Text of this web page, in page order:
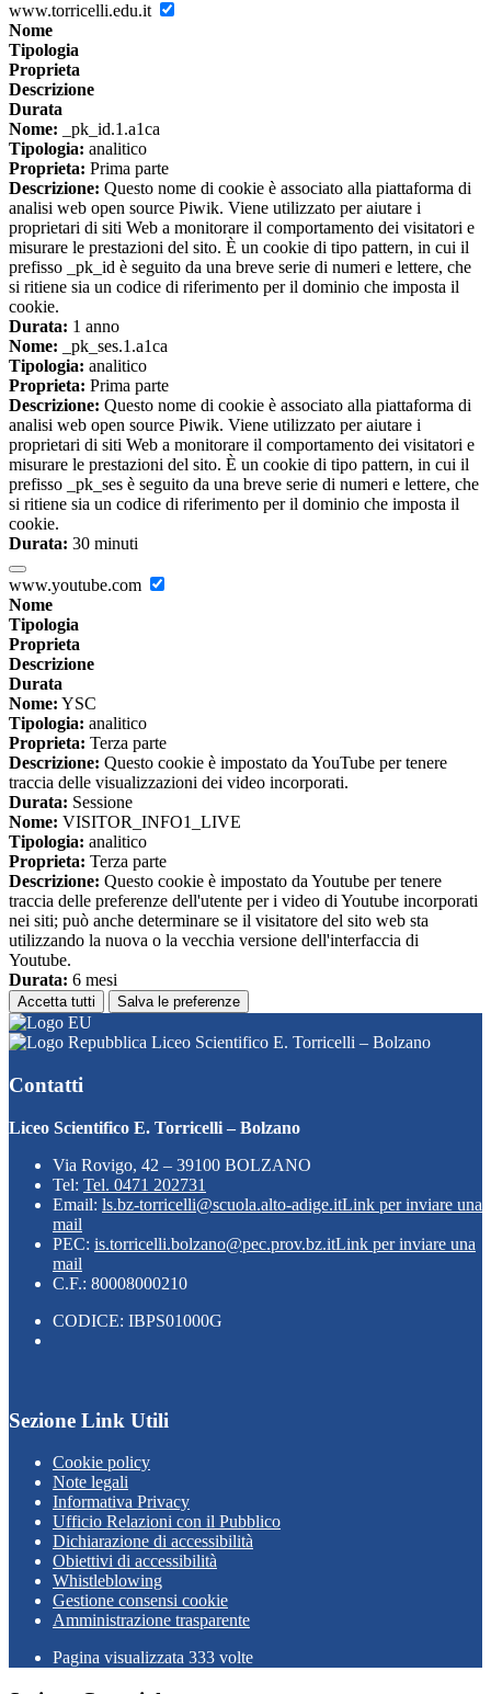
www.torricelli.edu.it
Nome
Tipologia
Proprieta
Descrizione
Durata
Nome: _pk_id.1.a1ca
Tipologia: analitico
Proprieta: Prima parte
Descrizione: Questo nome di cookie è associato alla piattaforma di
analisi web open source Piwik. Viene utilizzato per aiutare i
proprietari di siti Web a monitorare il comportamento dei visitatori e
misurare le prestazioni del sito. È un cookie di tipo pattern, in cui il
prefisso _pk_id è seguito da una breve serie di numeri e lettere, che
si ritiene sia un codice di riferimento per il dominio che imposta il
cookie.
Durata: 1 anno
Nome: _pk_ses.1.a1ca
Tipologia: analitico
Proprieta: Prima parte
Descrizione: Questo nome di cookie è associato alla piattaforma di
analisi web open source Piwik. Viene utilizzato per aiutare i
proprietari di siti Web a monitorare il comportamento dei visitatori e
misurare le prestazioni del sito. È un cookie di tipo pattern, in cui il
prefisso _pk_ses è seguito da una breve serie di numeri e lettere, che
si ritiene sia un codice di riferimento per il dominio che imposta il
cookie.
Durata: 30 minuti
www.youtube.com
Nome
Tipologia
Proprieta
Descrizione
Durata
Nome: YSC
Tipologia: analitico
Proprieta: Terza parte
Descrizione: Questo cookie è impostato da YouTube per tenere
traccia delle visualizzazioni dei video incorporati.
Durata: Sessione
Nome: VISITOR_INFO1_LIVE
Tipologia: analitico
Proprieta: Terza parte
Descrizione: Questo cookie è impostato da Youtube per tenere
traccia delle preferenze dell'utente per i video di Youtube incorporati
nei siti; può anche determinare se il visitatore del sito web sta
utilizzando la nuova o la vecchia versione dell'interfaccia di
Youtube.
Durata: 6 mesi
Accetta tutti Salva le preferenze
Liceo Scientifico E. Torricelli – Bolzano
Contatti
Liceo Scientifico E. Torricelli – Bolzano
Via Rovigo, 42 – 39100 BOLZANO
Tel: Tel. 0471 202731
Email: ls.bz-torricelli@scuola.alto-adige.itLink per inviare una
mail
PEC: is.torricelli.bolzano@pec.prov.bz.itLink per inviare una
mail
C.F.: 80008000210
CODICE: IBPS01000G
Sezione Link Utili
Cookie policy
Note legali
Informativa Privacy
Ufficio Relazioni con il Pubblico
Dichiarazione di accessibilità
Obiettivi di accessibilità
Whistleblowing
Gestione consensi cookie
Amministrazione trasparente
Pagina visualizzata 333 volte